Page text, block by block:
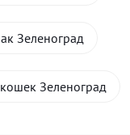
Зеленоград
Зеленоград